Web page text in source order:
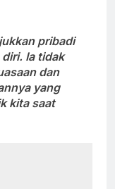
pribadi
Ia tidak
dan
yang
kita saat